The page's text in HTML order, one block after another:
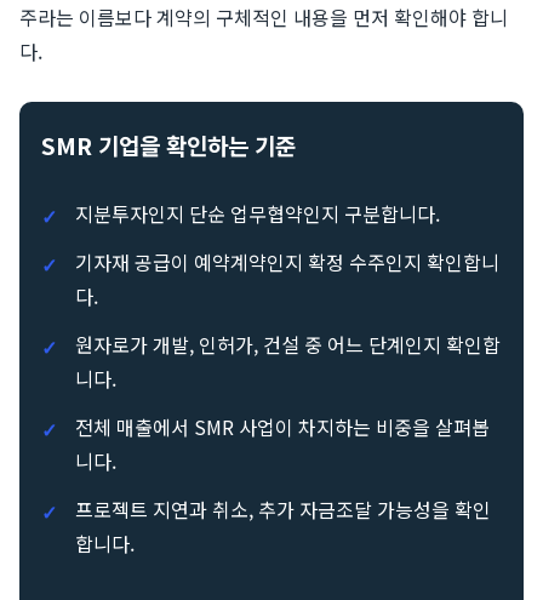
주라는 이름보다 계약의 구체적인 내용을 먼저 확인해야 합니
다.
SMR 기업을 확인하는 기준
지분투자인지 단순 업무협약인지 구분합니다.
기자재 공급이 예약계약인지 확정 수주인지 확인합니
다.
원자로가 개발, 인허가, 건설 중 어느 단계인지 확인합
니다.
전체 매출에서 SMR 사업이 차지하는 비중을 살펴봅
니다.
프로젝트 지연과 취소, 추가 자금조달 가능성을 확인
합니다.